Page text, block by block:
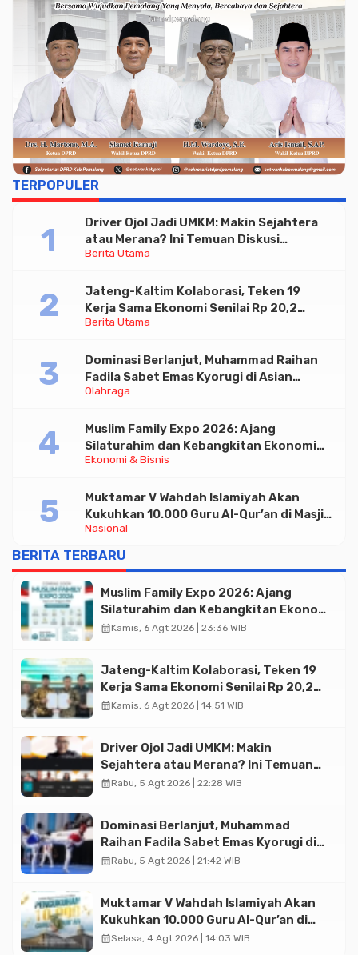
TERPOPULER
Berita Utama
Driver Ojol Jadi UMKM: Makin Sejahtera
atau Merana? Ini Temuan Diskusi
Paramadina
Berita Utama
Jateng-Kaltim Kolaborasi, Teken 19
Kerja Sama Ekonomi Senilai Rp 20,2
Triliun
Olahraga
Dominasi Berlanjut, Muhammad Raihan
Fadila Sabet Emas Kyorugi di Asian
Taekwondo Indonesia Open 2026
Ekonomi & Bisnis
Muslim Family Expo 2026: Ajang
Silaturahim dan Kebangkitan Ekonomi
Halal di Jakarta
Nasional
Muktamar V Wahdah Islamiyah Akan
Kukuhkan 10.000 Guru Al-Qur’an di Masjid
Istiqlal
BERITA TERBARU
Muslim Family Expo 2026: Ajang
Silaturahim dan Kebangkitan Ekonomi
Halal di Jakarta
calendar_monthKamis, 6 Agt 2026 | 23:36 WIB
Jateng-Kaltim Kolaborasi, Teken 19
Kerja Sama Ekonomi Senilai Rp 20,2
Triliun
calendar_monthKamis, 6 Agt 2026 | 14:51 WIB
Driver Ojol Jadi UMKM: Makin
Sejahtera atau Merana? Ini Temuan
Diskusi Paramadina
calendar_monthRabu, 5 Agt 2026 | 22:28 WIB
Dominasi Berlanjut, Muhammad
Raihan Fadila Sabet Emas Kyorugi di
Asian Taekwondo Indonesia Open
calendar_monthRabu, 5 Agt 2026 | 21:42 WIB
Muktamar V Wahdah Islamiyah Akan
Kukuhkan 10.000 Guru Al-Qur’an di
Masjid Istiqlal
calendar_monthSelasa, 4 Agt 2026 | 14:03 WIB